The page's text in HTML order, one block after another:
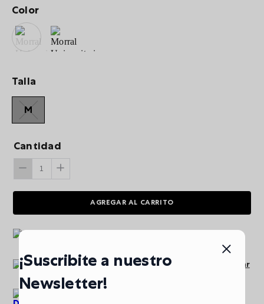
Talla
M
Color
Cantidad
AGREGAR AL CARRITO
Envio gratis a partir de
Pago seguro puede pagar
¡Suscribite a nuestro
Newsletter!